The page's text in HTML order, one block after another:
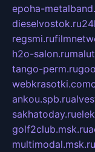
epoha-
dieselvostok.ru
regsmi.ru
h2o-salon.ru
tango-perm.ru
webkrasotki.com
ankou.spb.ru
sakhatoday.ru
golf2club.msk.ru
multimodal.msk.ru